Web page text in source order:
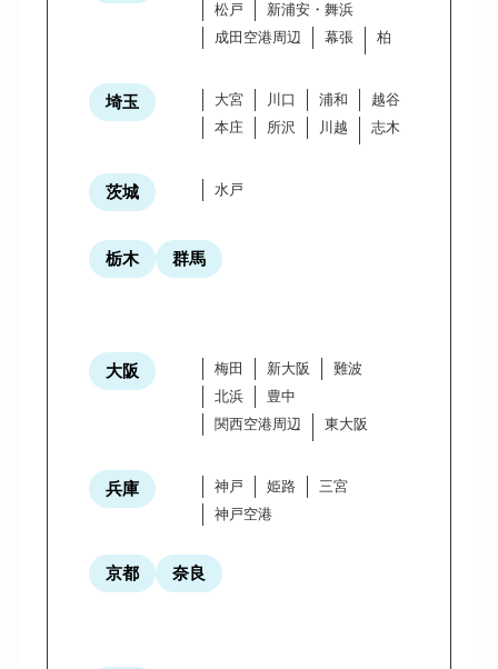
松戸
新浦安・舞浜
成田空港周辺
幕張 柏
埼玉 大宮 川口 浦和
越谷
本庄
所沢 川越 志木
茨城 水戸
栃木 群馬
大阪 梅田 新大阪
難波
北浜
豊中
関西空港周辺
東大阪
兵庫 神戸 姫路
三宮
神戸空港
京都 奈良